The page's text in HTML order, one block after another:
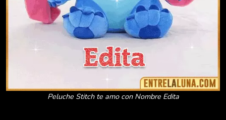
Peluche Stitch te amo con Nombre Edita